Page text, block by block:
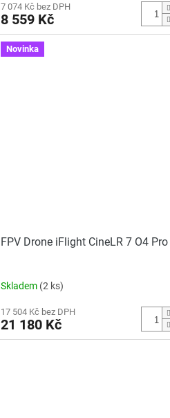
7 074 Kč bez DPH
8 559 Kč
Novinka
FPV Drone iFlight CineLR 7 O4 Pro
Skladem (2 ks)
17 504 Kč bez DPH
21 180 Kč